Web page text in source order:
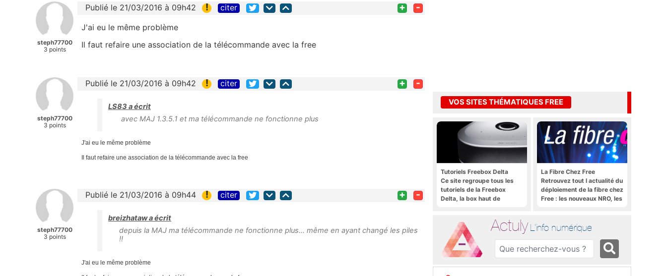
steph77700
3 points
Publié le 21/03/2016 à 09h42 ! citer + -
J'ai eu le même problème
Il faut refaire une association de la télécommande avec la free
steph77700
3 points
Publié le 21/03/2016 à 09h42 ! citer + -
LS83 a écrit
avec MAJ 1.3.5.1 et ma télécommande ne fonctionne plus
J'ai eu le même problème
Il faut refaire une association de la télécommande avec la free
steph77700
3 points
Publié le 21/03/2016 à 09h44 ! citer + -
breizhataw a écrit
depuis la MAJ ma télécommande ne fonctionne plus... même en ayant changé les piles
!!
J'ai eu le même problème
VOS SITES THÉMATIQUES FREE
Tutoriels Freebox Delta
Ce site regroupe tous les
tutoriels de la Freebox
Delta, la box haut de
La Fibre Chez Free
Retrouvez tout l actualité du
déploiement de la fibre chez
Free : les nouveaux NRO, les
Actuly L'info numérique